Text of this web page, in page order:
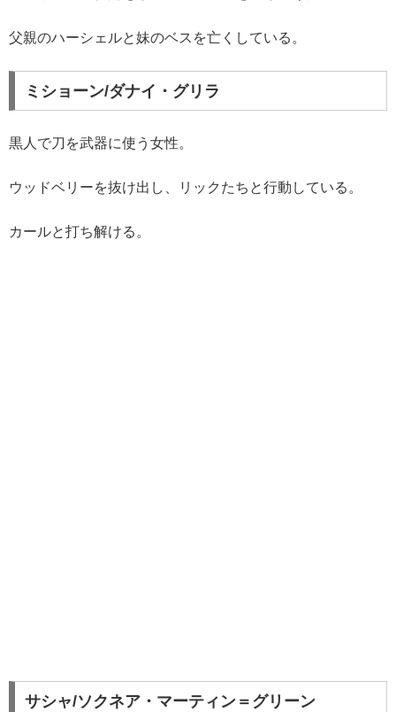
父親のハーシェルと妹のベスを亡くしている。
ミショーン/ダナイ・グリラ
黒人で刀を武器に使う女性。
ウッドベリーを抜け出し、リックたちと行動している。
カールと打ち解ける。
サシャ/ソクネア・マーティン＝グリーン